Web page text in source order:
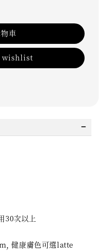
車
wishlist
30次以上
健康膚色可選latte